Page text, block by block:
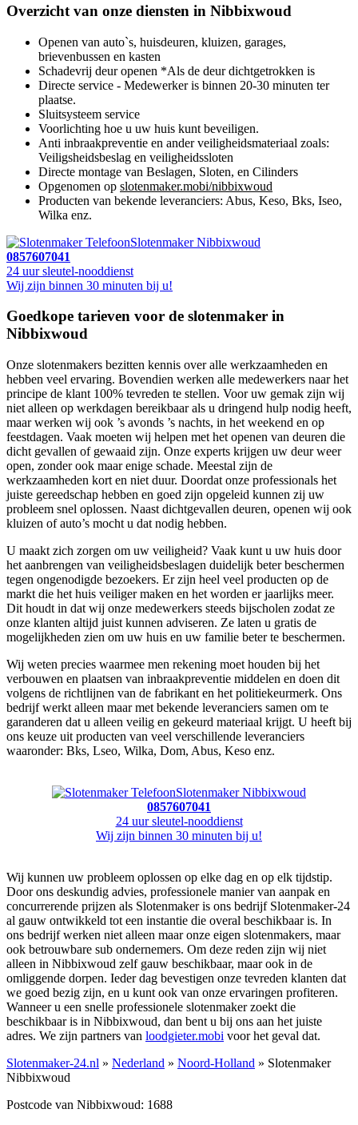
Overzicht van onze diensten in Nibbixwoud
Openen van auto`s, huisdeuren, kluizen, garages,
brievenbussen en kasten
Schadevrij deur openen *Als de deur dichtgetrokken is
Directe service - Medewerker is binnen 20-30 minuten ter
plaatse.
Sluitsysteem service
Voorlichting hoe u uw huis kunt beveiligen.
Anti inbraakpreventie en ander veiligheidsmateriaal zoals:
Veiligsheidsbeslag en veiligheidssloten
Directe montage van Beslagen, Sloten, en Cilinders
Opgenomen op slotenmaker.mobi/nibbixwoud
Producten van bekende leveranciers: Abus, Keso, Bks, Iseo,
Wilka enz.
Slotenmaker Nibbixwoud
0857607041
24 uur sleutel-nooddienst
Wij zijn binnen 30 minuten bij u!
Goedkope tarieven voor de slotenmaker in
Nibbixwoud
Onze slotenmakers bezitten kennis over alle werkzaamheden en
hebben veel ervaring. Bovendien werken alle medewerkers naar het
principe de klant 100% tevreden te stellen. Voor uw gemak zijn wij
niet alleen op werkdagen bereikbaar als u dringend hulp nodig heeft,
maar werken wij ook ’s avonds ’s nachts, in het weekend en op
feestdagen. Vaak moeten wij helpen met het openen van deuren die
dicht gevallen of gewaaid zijn. Onze experts krijgen uw deur weer
open, zonder ook maar enige schade. Meestal zijn de
werkzaamheden kort en niet duur. Doordat onze professionals het
juiste gereedschap hebben en goed zijn opgeleid kunnen zij uw
probleem snel oplossen. Naast dichtgevallen deuren, openen wij ook
kluizen of auto’s mocht u dat nodig hebben.
U maakt zich zorgen om uw veiligheid? Vaak kunt u uw huis door
het aanbrengen van veiligheidsbeslagen duidelijk beter beschermen
tegen ongenodigde bezoekers. Er zijn heel veel producten op de
markt die het huis veiliger maken en het worden er jaarlijks meer.
Dit houdt in dat wij onze medewerkers steeds bijscholen zodat ze
onze klanten altijd juist kunnen adviseren. Ze laten u gratis de
mogelijkheden zien om uw huis en uw familie beter te beschermen.
Wij weten precies waarmee men rekening moet houden bij het
verbouwen en plaatsen van inbraakpreventie middelen en doen dit
volgens de richtlijnen van de fabrikant en het politiekeurmerk. Ons
bedrijf werkt alleen maar met bekende leveranciers samen om te
garanderen dat u alleen veilig en gekeurd materiaal krijgt. U heeft bij
ons keuze uit producten van veel verschillende leveranciers
waaronder: Bks, Lseo, Wilka, Dom, Abus, Keso enz.
Slotenmaker Nibbixwoud
0857607041
24 uur sleutel-nooddienst
Wij zijn binnen 30 minuten bij u!
Wij kunnen uw probleem oplossen op elke dag en op elk tijdstip.
Door ons deskundig advies, professionele manier van aanpak en
concurrerende prijzen als Slotenmaker is ons bedrijf Slotenmaker-24
al gauw ontwikkeld tot een instantie die overal beschikbaar is. In
ons bedrijf werken niet alleen maar onze eigen slotenmakers, maar
ook betrouwbare sub ondernemers. Om deze reden zijn wij niet
alleen in Nibbixwoud zelf gauw beschikbaar, maar ook in de
omliggende dorpen. Ieder dag bevestigen onze tevreden klanten dat
we goed bezig zijn, en u kunt ook van onze ervaringen profiteren.
Wanneer u een snelle professionele slotenmaker zoekt die
beschikbaar is in Nibbixwoud, dan bent u bij ons aan het juiste
adres. We zijn partners van loodgieter.mobi voor het geval dat.
Slotenmaker-24.nl » Nederland » Noord-Holland » Slotenmaker
Nibbixwoud
Postcode van Nibbixwoud: 1688